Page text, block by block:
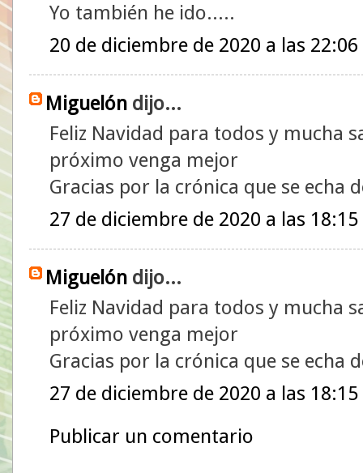
Yo también he ido.....
20 de diciembre de 2020 a las 22:06
Miguelón dijo...
Feliz Navidad para todos y mucha
próximo venga mejor
Gracias por la crónica que se echa
27 de diciembre de 2020 a las 18:15
Miguelón dijo...
Feliz Navidad para todos y mucha
próximo venga mejor
Gracias por la crónica que se echa
27 de diciembre de 2020 a las 18:15
Publicar un comentario